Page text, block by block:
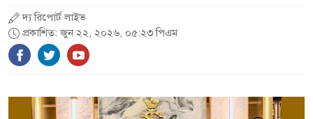
দ্য রিপোর্ট লাইভ
প্রকাশিত: জুন ২২, ২০২৬, ০৫:২৩ পিএম